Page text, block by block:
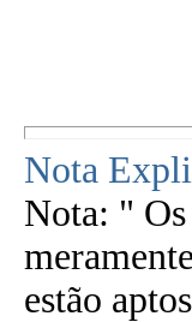
Nota
Nota: " Os
estão